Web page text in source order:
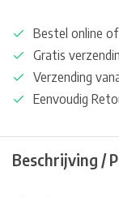
Bestel online
Gratis
Verzending
Eenvoudig
Beschrijving /